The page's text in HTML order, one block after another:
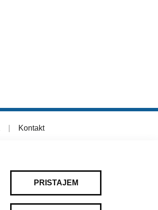
Kontakt
PRISTAJEM